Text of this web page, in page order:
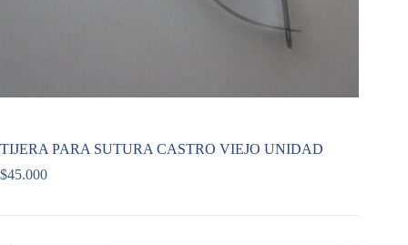
TIJERA PARA SUTURA CASTRO VIEJO UNIDAD
$45.000